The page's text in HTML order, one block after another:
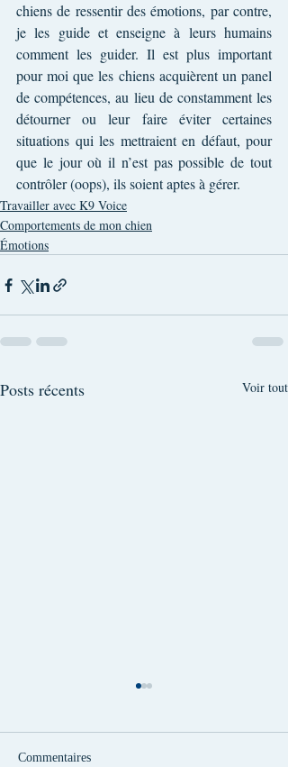
chiens de ressentir des émotions, par contre,
je les guide et enseigne à leurs humains
comment les guider. Il est plus important
pour moi que les chiens acquièrent un panel
de compétences, au lieu de constamment les
détourner ou leur faire éviter certaines
situations qui les mettraient en défaut, pour
que le jour où il n’est pas possible de tout
contrôler (oops), ils soient aptes à gérer.
Travailler avec K9 Voice
Comportements de mon chien
Émotions
Posts récents Voir tout
Commentaires